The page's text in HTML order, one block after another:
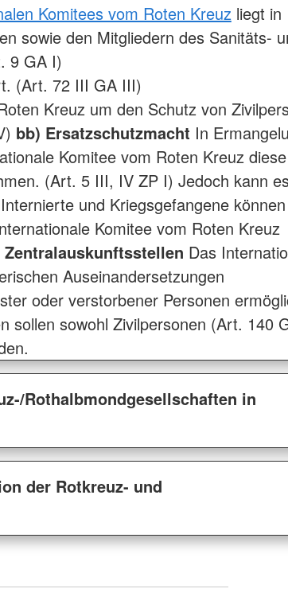
Komitees vom Roten Kreuz liegt in
sowie den Mitgliedern des Sanitäts-
9 GA I)
(Art. 72 III GA III)
Kreuz um den Schutz von
bb) Ersatzschutzmacht In
Komitee vom Roten Kreuz diese
(Art. 5 III, IV ZP I) Jedoch kann
und Kriegsgefangene
Komitee vom Roten Kreuz
Zentralauskunftsstellen Das
Auseinandersetzungen
oder verstorbener Personen
sollen sowohl Zivilpersonen (Art. 140
Rothalbmondgesellschaften in
der Rotkreuz- und